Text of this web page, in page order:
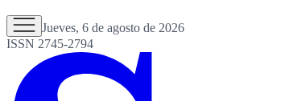
Jueves, 6 de agosto de 2026
ISSN 2745-2794